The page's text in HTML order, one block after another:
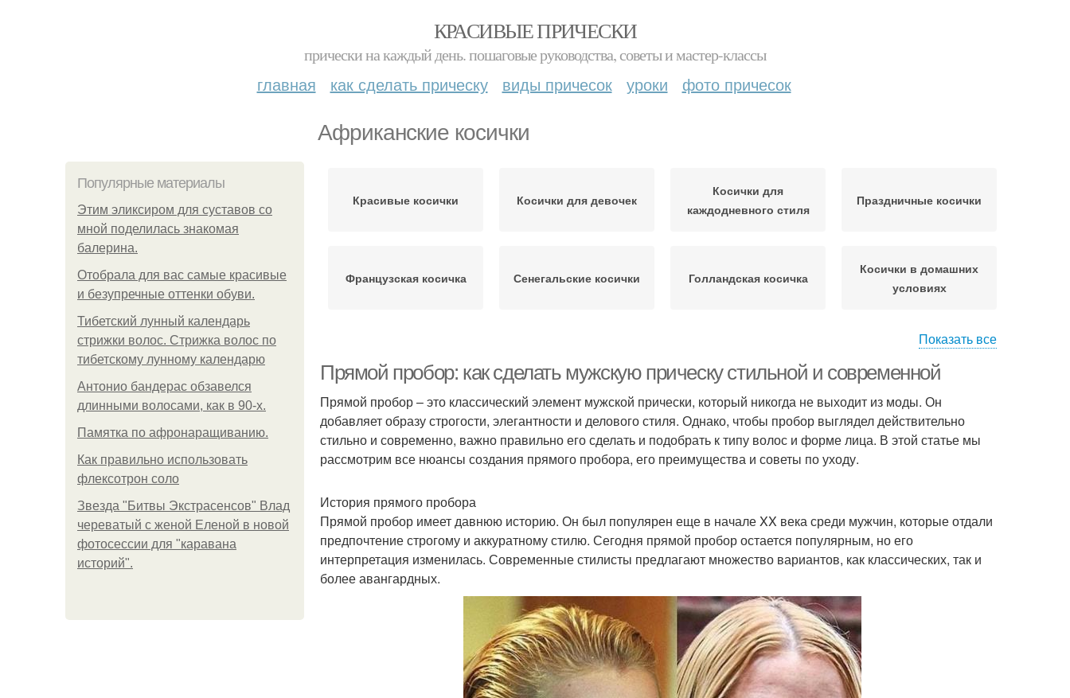
КРАСИВЫЕ ПРИЧЕСКИ
прически на каждый день. пошаговые руководства, советы и мастер-классы
главная как сделать прическу виды причесок уроки фото причесок
Африканские косички
Популярные материалы
Этим эликсиром для суставов со
мной поделилась знакомая
балерина.
Отобрала для вас самые красивые
и безупречные оттенки обуви.
Тибетский лунный календарь
стрижки волос. Стрижка волос по
тибетскому лунному календарю
Антонио бандерас обзавелся
длинными волосами, как в 90-х.
Памятка по афронаращиванию.
Как правильно использовать
флексотрон соло
Звезда "Битвы Экстрасенсов" Влад
череватый с женой Еленой в новой
фотосессии для "каравана
историй".
Красивые косички Косички для девочек
Косички для
каждодневного стиля
Праздничные косички
Французская косичка Сенегальские косички Голландская косичка
Косички в домашних
условиях
косичками
Косички на круглое
лицо
Косички для круглого
лица
Косички для волос
Кудряшки с
африканским
колоритом
Показать все
Прямой пробор: как сделать мужскую прическу стильной и современной
Прямой пробор – это классический элемент мужской прически, который никогда не выходит из моды. Он
добавляет образу строгости, элегантности и делового стиля. Однако, чтобы пробор выглядел действительно
стильно и современно, важно правильно его сделать и подобрать к типу волос и форме лица. В этой статье мы
рассмотрим все нюансы создания прямого пробора, его преимущества и советы по уходу.
История прямого пробора
Прямой пробор имеет давнюю историю. Он был популярен еще в начале XX века среди мужчин, которые отдали
предпочтение строгому и аккуратному стилю. Сегодня прямой пробор остается популярным, но его
интерпретация изменилась. Современные стилисты предлагают множество вариантов, как классических, так и
более авангардных.